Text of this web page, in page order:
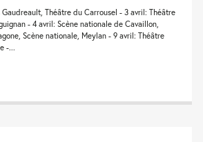
Théâtre du Carrousel - 3 avril: Théâtre
- 4 avril: Scène nationale de Cavaillon,
Scène nationale, Meylan - 9 avril: Théâtre
-...